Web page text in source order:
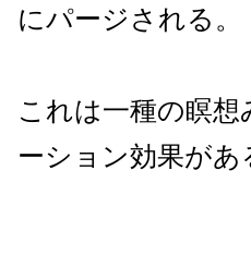
にパージされる。
これは一種の瞑
ーション効果があ